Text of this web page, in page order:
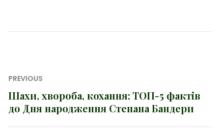
Навігація
записів
PREVIOUS
Previous
post:
Шахи, хвороба, кохання: ТОП-5 фактів
до Дня народження Степана Бандери